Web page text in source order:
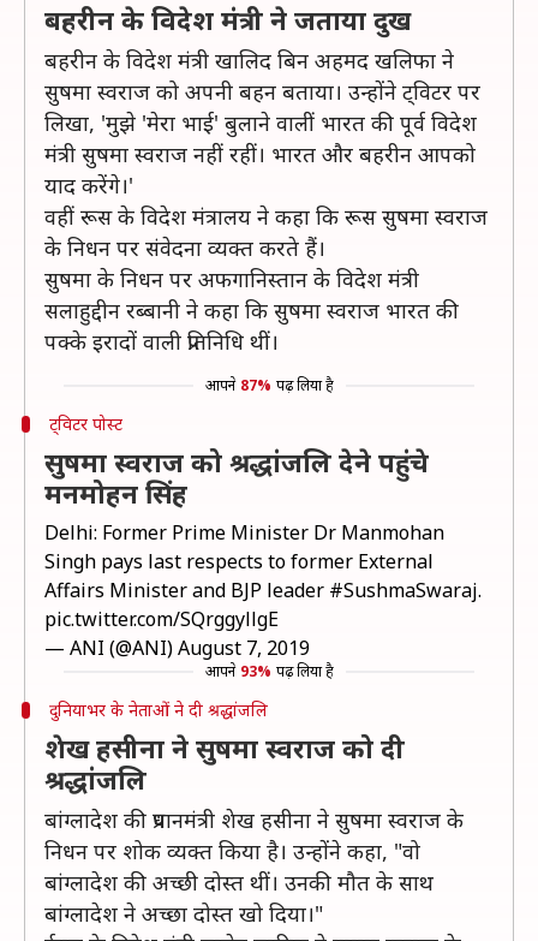
बहरीन के विदेश मंत्री ने जताया दुख
बहरीन के विदेश मंत्री खालिद बिन अहमद खलिफा ने
सुषमा स्वराज को अपनी बहन बताया। उन्होंने ट्विटर पर
लिखा, 'मुझे 'मेरा भाई' बुलाने वालीं भारत की पूर्व विदेश
मंत्री सुषमा स्वराज नहीं रहीं। भारत और बहरीन आपको
याद करेंगे।'
वहीं रूस के विदेश मंत्रालय ने कहा कि रूस सुषमा स्वराज
के निधन पर संवेदना व्यक्त करते हैं।
सुषमा के निधन पर अफगानिस्तान के विदेश मंत्री
सलाहुद्दीन रब्बानी ने कहा कि सुषमा स्वराज भारत की
पक्के इरादों वाली प्रतिनिधि थीं।
आपने 87% पढ़ लिया है
ट्विटर पोस्ट
सुषमा स्वराज को श्रद्धांजलि देने पहुंचे
मनमोहन सिंह
Delhi: Former Prime Minister Dr Manmohan
Singh pays last respects to former External
Affairs Minister and BJP leader #SushmaSwaraj.
pic.twitter.com/SQrggyllgE
— ANI (@ANI)August 7, 2019
आपने 93% पढ़ लिया है
दुनियाभर के नेताओं ने दी श्रद्धांजलि
शेख हसीना ने सुषमा स्वराज को दी
श्रद्धांजलि
बांग्लादेश की प्रधानमंत्री शेख हसीना ने सुषमा स्वराज के
निधन पर शोक व्यक्त किया है। उन्होंने कहा, "वो
बांग्लादेश की अच्छी दोस्त थीं। उनकी मौत के साथ
बांग्लादेश ने अच्छा दोस्त खो दिया।"